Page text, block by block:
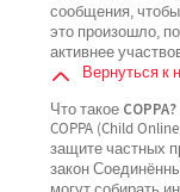
сообщения,
это произошло,
активнее
Вернуться к
Что такое COPPA?
COPPA (Child
защите частных
закон